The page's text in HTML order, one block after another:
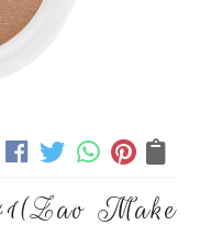
(Zao Make